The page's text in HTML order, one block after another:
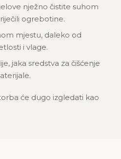
nježno čistite suhom
ogrebotine.
mjestu, daleko od
i vlage.
jaka sredstva za čišćenje
će dugo izgledati kao